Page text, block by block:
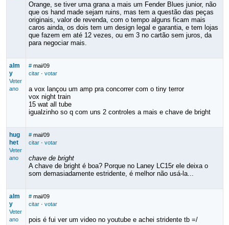
Orange, se tiver uma grana a mais um Fender Blues junior, não
que os hand made sejam ruins, mas tem a questão das peças
originais, valor de revenda, com o tempo alguns ficam mais
caros ainda, os dois tem um design legal e garantia, e tem lojas
que fazem em até 12 vezes, ou em 3 no cartão sem juros, da
para negociar mais.
alm
y
Veter
ano
# mai/09
citar· votar
a vox lançou um amp pra concorrer com o tiny terror
vox night train
15 wat all tube
igualzinho so q com uns 2 controles a mais e chave de bright
hug
het
Veter
ano
# mai/09
citar· votar
chave de bright
A chave de bright é boa? Porque no Laney LC15r ele deixa o
som demasiadamente estridente, é melhor não usá-la...
alm
y
Veter
ano
# mai/09
citar· votar
pois é fui ver um video no youtube e achei stridente tb =/